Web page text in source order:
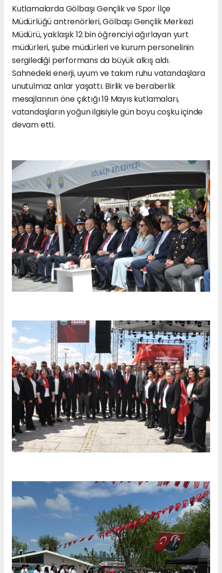
Kutlamalarda Gölbaşı Gençlik ve Spor İlçe
Müdürlüğü antrenörleri, Gölbaşı Gençlik Merkezi
Müdürü, yaklaşık 12 bin öğrenciyi ağırlayan yurt
müdürleri, şube müdürleri ve kurum personelinin
sergilediği performans da büyük alkış aldı.
Sahnedeki enerji, uyum ve takım ruhu vatandaşlara
unutulmaz anlar yaşattı. Birlik ve beraberlik
mesajlarının öne çıktığı 19 Mayıs kutlamaları,
vatandaşların yoğun ilgisiyle gün boyu coşku içinde
devam etti.